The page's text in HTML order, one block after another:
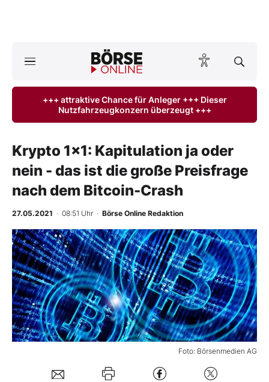
ktuelle Ausgabe BÖRSE ONLINE lesen
Finanz-Check
BO-Musterdepots
Experten
Mein B:O
Mein Konto
Folgen Sie uns
+++ attraktive Chance für Anleger +++ Dieser
Nutzfahrzeugkonzern überzeugt +++
Krypto 1x1: Kapitulation ja oder
nein - das ist die große Preisfrage
nach dem Bitcoin-Crash
27.05.2021 · 08:51 Uhr · Börse Online Redaktion
Foto: Börsenmedien AG
-%